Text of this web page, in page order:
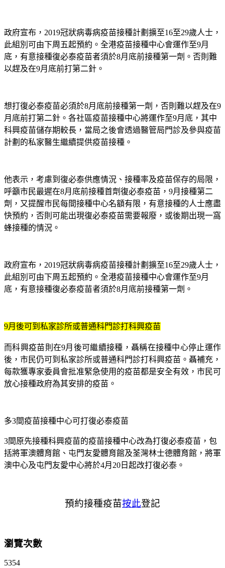
政府宣布，2019冠狀病毒病疫苗接種計劃擴至16至29歲人士，
此組別可由下周五起預約。全港疫苗接種中心會運作至9月
底，有意接種復必泰疫苗者須於8月底前接種第一劑。否則難
以趕及在9月底前打第二針。
想打復必泰疫苗必須於8月底前接種第一劑，否則難以趕及在9
月底前打第二針。各社區疫苗接種中心將運作至9月底，其中
科興疫苗儲存期較長，當局之後會透過醫管局門診及參與疫苗
計劃的私家醫生繼續提供疫苗接種。
他表示，考慮到復必泰供應情況、接種率及疫苗保存的局限，
呼籲市民最遲在8月底前接種首劑復必泰疫苗，9月接種第二
劑，又提醒市民每間接種中心名額有限，有意接種的人士應盡
快預約，否則可能出現復必泰疫苗需要報廢，或後期出現一窩
蜂接種的情況。
政府宣布，2019冠狀病毒病疫苗接種計劃擴至16至29歲人士，
此組別可由下周五起預約。全港疫苗接種中心會運作至9月
底，有意接種復必泰疫苗者須於8月底前接種第一劑。
9月後可到私家診所或普通科門診打科興疫苗
而科興疫苗則在9月後可繼續接種，聶稱在接種中心停止運作
後，市民仍可到私家診所或普通科門診打科興疫苗。聶補充，
每款獲專家委員會批准緊急使用的疫苗都是安全有效，市民可
放心接種政府為其安排的疫苗。
多3間疫苗接種中心可打復必泰疫苗
3間原先接種科興疫苗的疫苗接種中心改為打復必泰疫苗，包
括將軍澳體育館、屯門友愛體育館及荃灣林士德體育館，將軍
澳中心及屯門友愛中心將於4月20日起改打復必泰。
預約接種疫苗按此登記
瀏覽次數
5354